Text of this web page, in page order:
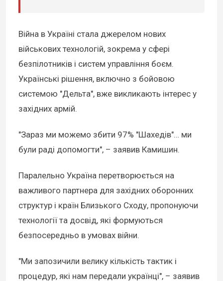
Війна в Україні стала джерелом нових
військових технологій, зокрема у сфері
безпілотників і систем управління боєм.
Українські рішення, включно з бойовою
системою "Дельта", вже викликають інтерес у
західних армій.
"Зараз ми можемо збити 97% "Шахедів"… ми
були раді допомогти", – заявив Камишин.
Паралельно Україна перетворюється на
важливого партнера для західних оборонних
структур і країн Близького Сходу, пропонуючи
технології та досвід, які формуються
безпосередньо в умовах війни.
"Ми запозичили велику кількість тактик і
процедур, які нам передали українці", – заявив